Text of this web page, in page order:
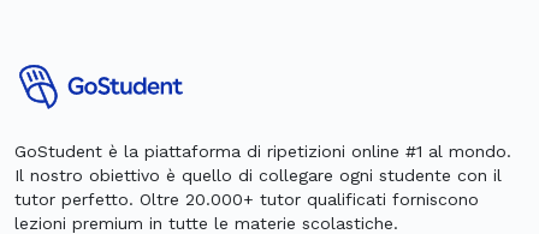
GoStudent è la piattaforma di ripetizioni online #1 al mondo.
Il nostro obiettivo è quello di collegare ogni studente con il
tutor perfetto. Oltre 20.000+ tutor qualificati forniscono
lezioni premium in tutte le materie scolastiche.